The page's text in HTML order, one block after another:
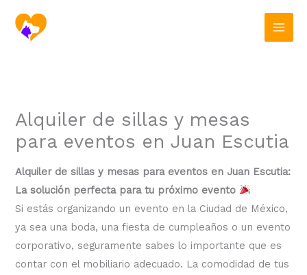
contenido
Alquiler de sillas y mesas
para eventos en Juan Escutia
Alquiler de sillas y mesas para eventos en Juan Escutia:
La solución perfecta para tu próximo evento
Si estás organizando un evento en la Ciudad de México,
ya sea una boda, una fiesta de cumpleaños o un evento
corporativo, seguramente sabes lo importante que es
contar con el mobiliario adecuado. La comodidad de tus